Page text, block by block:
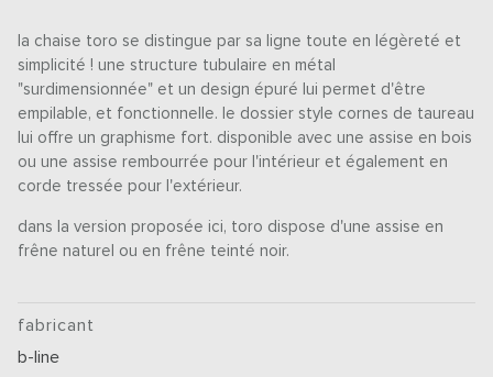
la chaise toro se distingue par sa ligne toute en légèreté et
simplicité ! une structure tubulaire en métal
"surdimensionnée" et un design épuré lui permet d'être
empilable, et fonctionnelle. le dossier style cornes de taureau
lui offre un graphisme fort. disponible avec une assise en bois
ou une assise rembourrée pour l'intérieur et également en
corde tressée pour l'extérieur.
dans la version proposée ici, toro dispose d'une assise en
frêne naturel ou en frêne teinté noir.
fabricant
b-line